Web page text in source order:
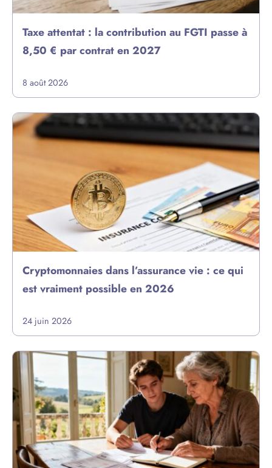
Taxe attentat : la contribution au FGTI passe à
8,50 € par contrat en 2027
8 août 2026
Cryptomonnaies dans l’assurance vie : ce qui
est vraiment possible en 2026
24 juin 2026